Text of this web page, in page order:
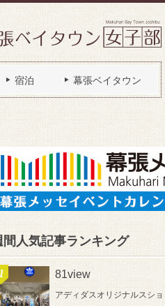
宿泊 幕張ベイタウン
間人気記事ランキング
81view
アディダスオリジナルスシ